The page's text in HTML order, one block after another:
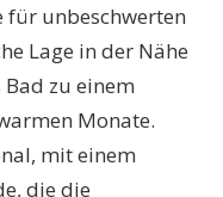
für unbeschwerten
Lage in der Nähe
zu einem
Monate.
mit einem
die die